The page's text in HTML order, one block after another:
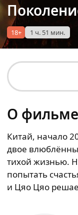
18+ 1 ч. 51 мин.
О фильме
Китай, начало
двое
тихой жизнью.
попытать
и Цяо Цяо